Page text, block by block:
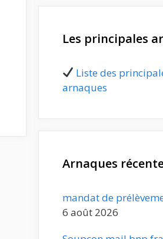
Les principales
Liste des
arnaques
Arnaques
mandat de
6 août 2026